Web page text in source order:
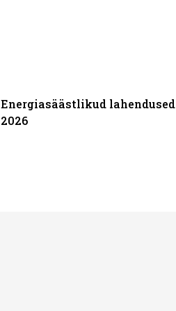
Energiasäästlikud lahendused
2026